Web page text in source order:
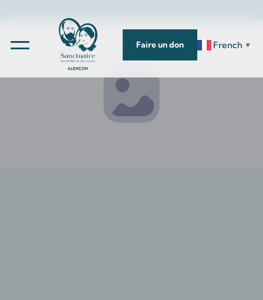
Faire un don French ▼